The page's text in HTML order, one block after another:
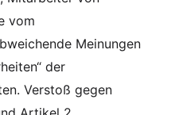
vom
Meinungen
der
Verstoß gegen